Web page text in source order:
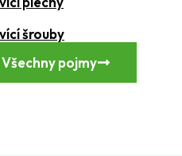
šrouby
Všechny pojmy